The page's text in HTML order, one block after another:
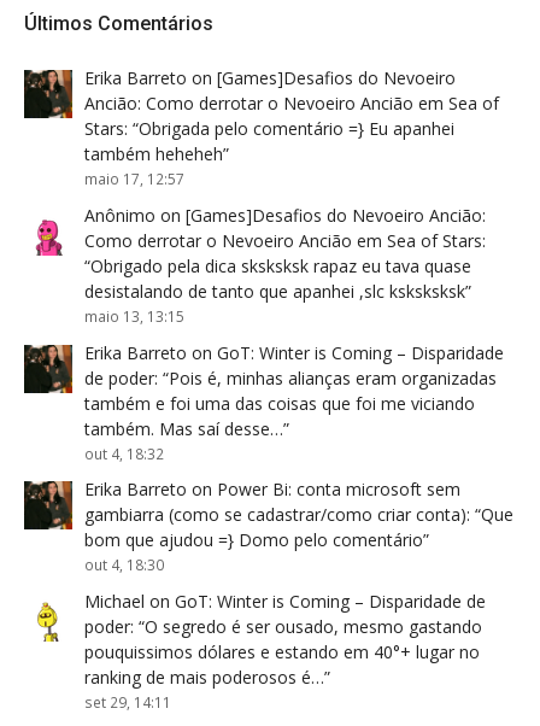
Últimos Comentários
Erika Barreto on [Games]Desafios do Nevoeiro
Ancião: Como derrotar o Nevoeiro Ancião em Sea of
Stars: “Obrigada pelo comentário =} Eu apanhei
também heheheh”
maio 17, 12:57
Anônimo on [Games]Desafios do Nevoeiro Ancião:
Como derrotar o Nevoeiro Ancião em Sea of Stars:
“Obrigado pela dica sksksksk rapaz eu tava quase
desistalando de tanto que apanhei ,slc ksksksksk”
maio 13, 13:15
Erika Barreto on GoT: Winter is Coming – Disparidade
de poder: “Pois é, minhas alianças eram organizadas
também e foi uma das coisas que foi me viciando
também. Mas saí desse…”
out 4, 18:32
Erika Barreto on Power Bi: conta microsoft sem
gambiarra (como se cadastrar/como criar conta): “Que
bom que ajudou =} Domo pelo comentário”
out 4, 18:30
Michael on GoT: Winter is Coming – Disparidade de
poder: “O segredo é ser ousado, mesmo gastando
pouquissimos dólares e estando em 40°+ lugar no
ranking de mais poderosos é…”
set 29, 14:11